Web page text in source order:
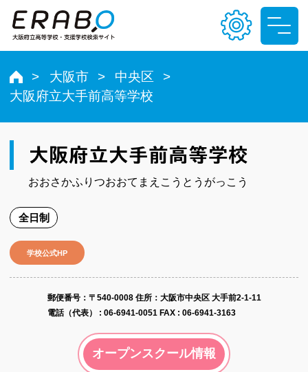
文字サイズ
大阪市
中央区
大阪府立大手前高等学校
大阪府立大手前高等学校
おおさかふりつおおてまえこうとうがっこう
全日制
学校公式HP
郵便番号​：〒540-0008 住所：大阪市中央区 大手前2-1-11
電話（代表） : 06-6941-0051 FAX : 06-6941-3163
オープンスクール情報